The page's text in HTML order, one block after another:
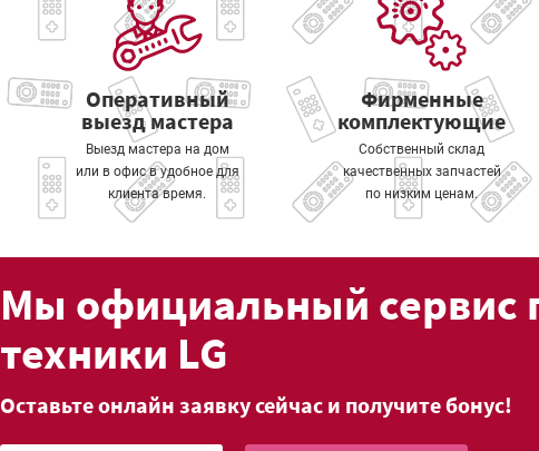
Оперативный
выезд мастера
Выезд мастера на дом
или в офис в удобное для
клиента время.
Фирменные
комплектующие
Собственный склад
качественных запчастей
по низким ценам.
Мы официальный сервис
техники LG
Оставьте онлайн заявку сейчас и получите бонус!